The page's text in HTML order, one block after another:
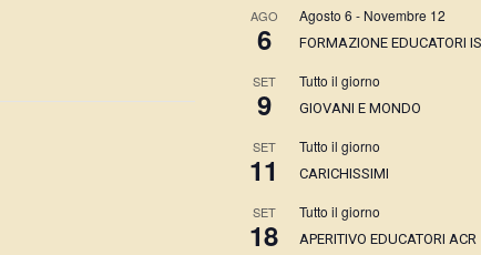
AGO
6
Agosto 6 - Novembre 12
FORMAZIONE EDUCATORI
SET
9
Tutto il giorno
GIOVANI E MONDO
SET
11
Tutto il giorno
CARICHISSIMI
SET
18
Tutto il giorno
APERITIVO EDUCATORI ACR